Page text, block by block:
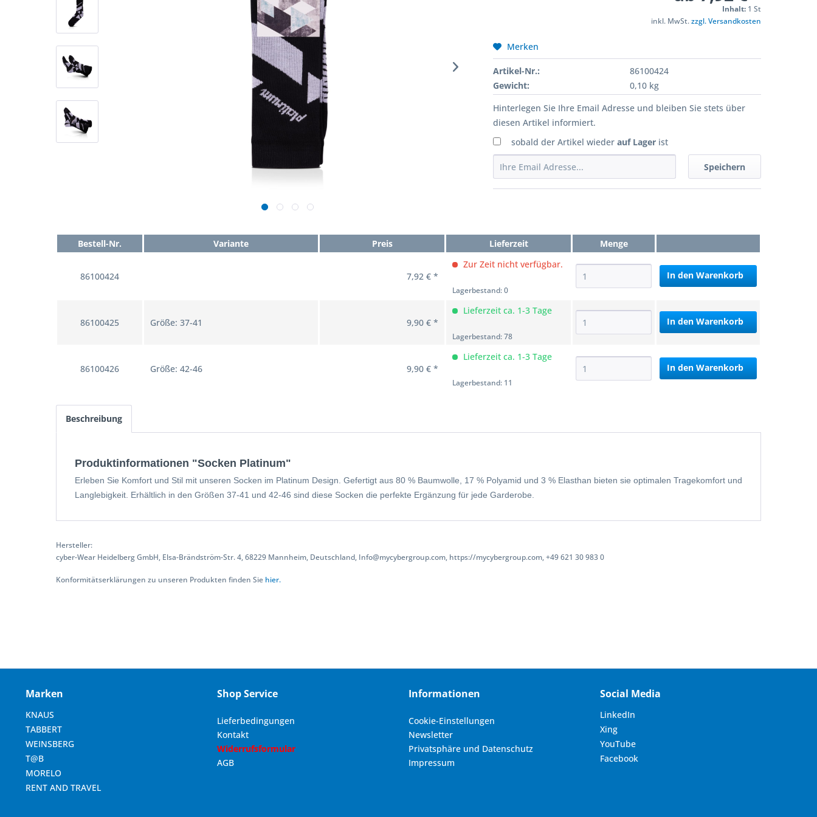
Inhalt: 1 St
inkl. MwSt.zzgl. Versandkosten
Merken
Artikel-Nr.:
86100424
Gewicht:
0,10 kg
Hinterlegen Sie Ihre Email Adresse und bleiben Sie stets über
diesen Artikel informiert.
sobald der Artikel wiederauf Lager ist
Speichern
Bestell-Nr. Variante Preis Lieferzeit Menge
86100424 7,92 € *
Zur Zeit nicht verfügbar.
Lagerbestand: 0
In den Warenkorb
86100425 Größe: 37-41 9,90 € *
Lieferzeit ca. 1-3 Tage
Lagerbestand: 78
In den Warenkorb
86100426 Größe: 42-46 9,90 € *
Lieferzeit ca. 1-3 Tage
Lagerbestand: 11
In den Warenkorb
Beschreibung
Produktinformationen "Socken Platinum"
Erleben Sie Komfort und Stil mit unseren Socken im Platinum Design. Gefertigt aus 80 % Baumwolle, 17 % Polyamid und 3 % Elasthan bieten sie optimalen Tragekomfort und
Langlebigkeit. Erhältlich in den Größen 37-41 und 42-46 sind diese Socken die perfekte Ergänzung für jede Garderobe.
Hersteller:
cyber-Wear Heidelberg GmbH, Elsa-Brändström-Str. 4, 68229 Mannheim, Deutschland, Info@mycybergroup.com, https://mycybergroup.com, +49 621 30 983 0
Konformitätserklärungen zu unseren Produkten finden Sie hier.
Marken
KNAUS
TABBERT
WEINSBERG
T@B
MORELO
RENT AND TRAVEL
Shop Service
Lieferbedingungen
Kontakt
Widerrufsformular
AGB
Informationen
Cookie-Einstellungen
Newsletter
Privatsphäre und Datenschutz
Impressum
Social Media
LinkedIn
Xing
YouTube
Facebook